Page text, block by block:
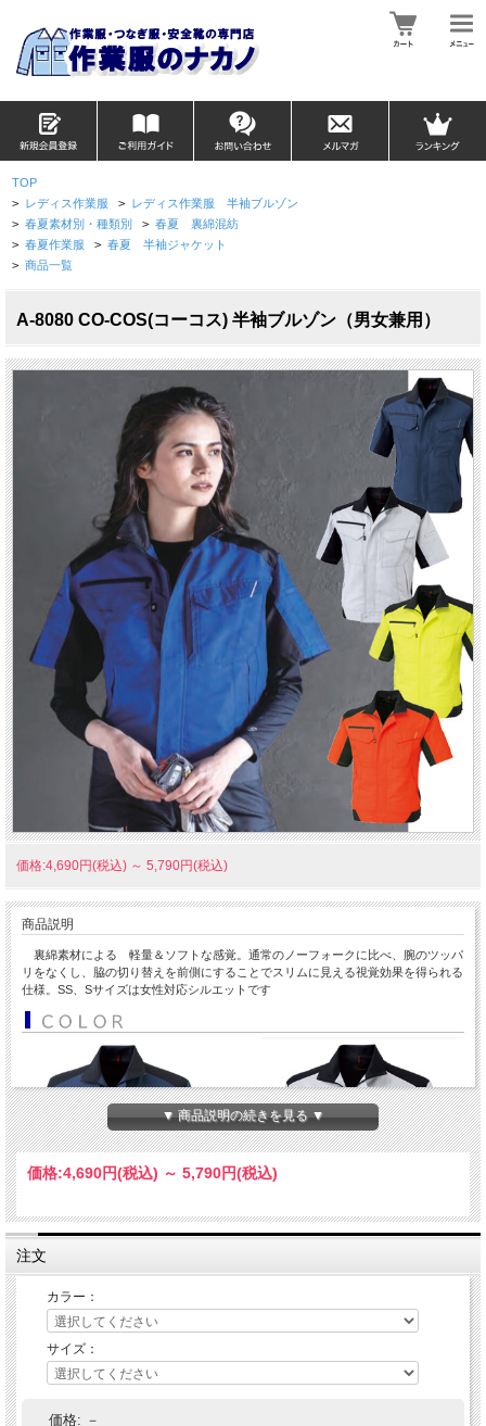
TOP
> レディス作業服 > レディス作業服 半袖ブルゾン
> 春夏素材別・種類別 > 春夏 裏綿混紡
> 春夏作業服 > 春夏 半袖ジャケット
> 商品一覧
A-8080 CO-COS(コーコス) 半袖ブルゾン（男女兼用）
価格:4,690円(税込) ～ 5,790円(税込)
商品説明
裏綿素材による 軽量＆ソフトな感覚。通常のノーフォークに比べ、腕のツッパ
リをなくし、脇の切り替えを前側にすることでスリムに見える視覚効果を得られる
仕様。SS、Sサイズは女性対応シルエットです
▼ 商品説明の続きを見る ▼
価格:4,690円(税込) ～ 5,790円(税込)
注文
カラー：
サイズ：
価格: －